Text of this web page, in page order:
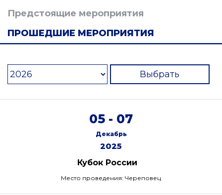
Предстоящие мероприятия
ПРОШЕДШИЕ МЕРОПРИЯТИЯ
Выбрать
05 - 07
Декабрь
2025
Кубок России
Место проведения: Череповец